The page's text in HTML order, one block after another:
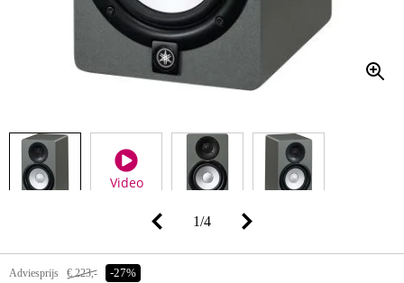
Video
1/4
Adviesprijs € 223,- -27%